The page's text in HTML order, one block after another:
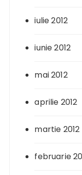
iulie 2012
iunie 2012
mai 2012
aprilie 2012
martie 2012
februarie